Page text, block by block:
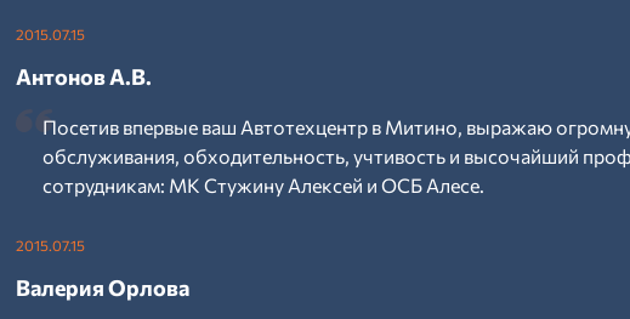
2015.07.15
Антонов А.В.
Посетив впервые ваш Автотехцентр в Митино, выражаю
обслуживания, обходительность, учтивость и высочайший
сотрудникам: МК Стужину Алексей и ОСБ Алесе.
2015.07.15
Валерия Орлова